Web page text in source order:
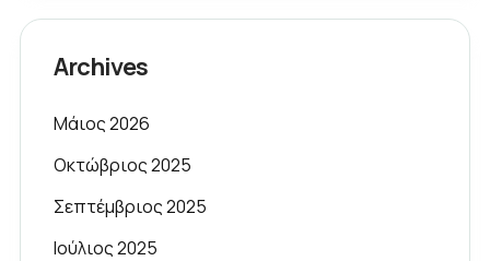
Archives
Μάιος 2026
Οκτώβριος 2025
Σεπτέμβριος 2025
Ιούλιος 2025